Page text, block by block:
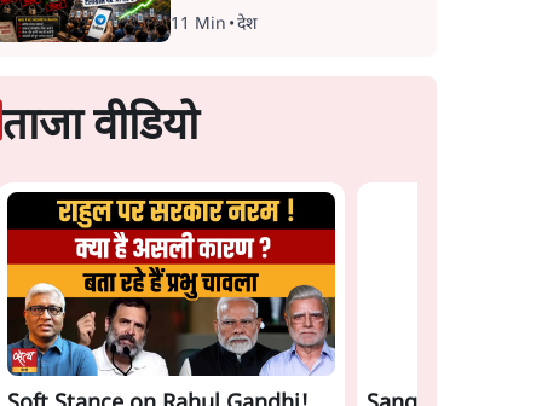
11 Min •देश
ताजा वीडियो